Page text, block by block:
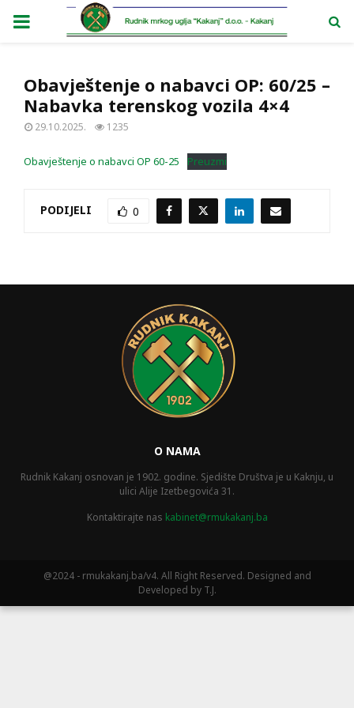
PRIMARY
Obavještenje o nabavci OP: 60/25 –
Nabavka terenskog vozila 4×4
29.10.2025. 1235
Obavještenje o nabavci OP 60-25 Preuzmi
PODIJELI 0
O NAMA
Rudnik Kakanj osnovan je 1902. godine. Sjedište Društva je u Kaknju, u
ulici Alije Izetbegovića 31.
Kontaktirajte nas kabinet@rmukakanj.ba
@2024 - rmukakanj.ba/v4. All Right Reserved. Designed and
Developed by T.J.